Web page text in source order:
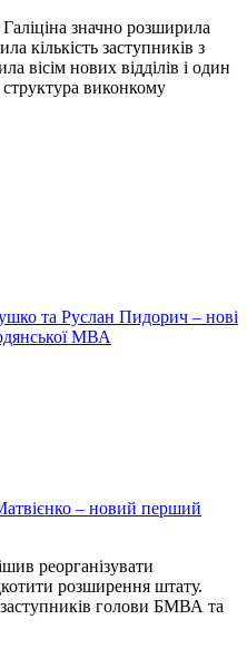
значно розширила
кількість заступників з
вісім нових відділів і один
виконкому
та Руслан Пидорич – нові
МВА
– новий перший
реорганізувати
розширення штату.
голови БМВА та